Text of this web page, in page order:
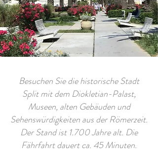
Besuchen Sie die historische Stadt
Split mit dem Diokletian-Palast,
Museen, alten Gebäuden und
Sehenswürdigkeiten aus der Römerzeit.
Der Stand ist 1.700 Jahre alt. Die
Fährfahrt dauert ca. 45 Minuten.